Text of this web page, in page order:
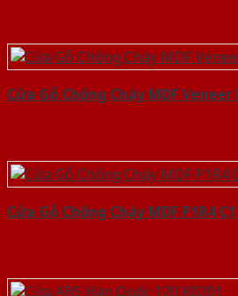
Cửa Gỗ Chống Cháy MDF Veneer
Cửa Gỗ Chống Cháy MDF P1R4 C1